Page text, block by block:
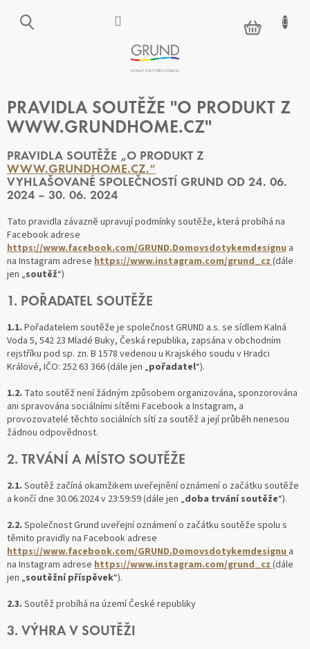
NÁKUPNÍ
KOŠÍK
PRAVIDLA SOUTĚŽE "O PRODUKT Z
WWW.GRUNDHOME.CZ"
PRAVIDLA SOUTĚŽE „O PRODUKT Z
WWW.GRUNDHOME.CZ.“
VYHLAŠOVANÉ SPOLEČNOSTÍ GRUND OD 24. 06.
2024 – 30. 06. 2024
Tato pravidla závazně upravují podmínky soutěže, která probíhá na
Facebook adrese
https://www.facebook.com/GRUND.Domovsdotykemdesignu a
na Instagram adrese https://www.instagram.com/grund_cz(dále
jen „soutěž“)
1. POŘADATEL SOUTĚŽE
1.1. Pořadatelem soutěže je společnost GRUND a.s. se sídlem Kalná
Voda 5, 542 23 Mladé Buky, Česká republika, zapsána v obchodním
rejstříku pod sp. zn. B 1578 vedenou u Krajského soudu v Hradci
Králové, IČO: 252 63 366 (dále jen „pořadatel“).
1.2. Tato soutěž není žádným způsobem organizována, sponzorována
ani spravována sociálními sítěmi Facebook a Instagram, a
provozovatelé těchto sociálních sítí za soutěž a její průběh nenesou
žádnou odpovědnost.
2. TRVÁNÍ A MÍSTO SOUTĚŽE
2.1. Soutěž začíná okamžikem uveřejnění oznámení o začátku soutěže
a končí dne 30.06.2024 v 23:59:59 (dále jen „doba trvání soutěže“).
2.2. Společnost Grund uveřejní oznámení o začátku soutěže spolu s
těmito pravidly na Facebook adrese
https://www.facebook.com/GRUND.Domovsdotykemdesignu a
na Instagram adrese https://www.instagram.com/grund_cz (dále
jen „soutěžní příspěvek“).
2.3. Soutěž probíhá na území České republiky
3. VÝHRA V SOUTĚŽI